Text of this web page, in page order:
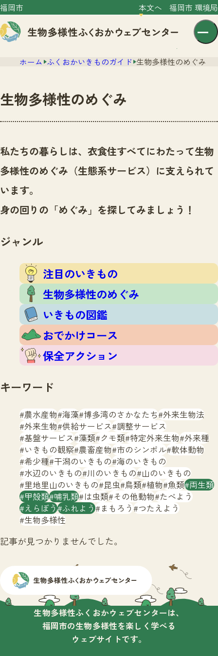
福岡市 本文へ 福岡市 環境局
センター紹介
センター紹介TOP
サイトポリシー
ニュース
いきものガイド
いきものガイドTOP
生物多様性のめぐみ
おでかけコース
保全アクション
イベント
調査レポート
調査レポートTOP
調査結果
ふくおかいきものマップ
マッチング
マッチングTOP
掲載申し込みフォーム
お問合せ
生物多様性ふくおかウェブセンターとは
サイトマップ
ホーム ふくおかいきものガイド 生物多様性のめぐみ
生物多様性のめぐみ
私たちの暮らしは、衣食住すべてにわたって生物
多様性のめぐみ（生態系サービス）に支えられて
います。
身の回りの「めぐみ」を探してみましょう！
ジャンル
注目のいきもの
生物多様性のめぐみ
いきもの図鑑
おでかけコース
保全アクション
キーワード
農水産物 海藻 博多湾のさかなたち 外来生物法
外来生物 供給サービス 調整サービス
基盤サービス 藻類 クモ類 特定外来生物 外来種
いきもの観察 農畜産物 市のシンボル 軟体動物
希少種 干潟のいきもの 海のいきもの
水辺のいきもの 川のいきもの 山のいきもの
里地里山のいきもの 昆虫 鳥類 植物 魚類 両生類
甲殻類 哺乳類 は虫類 その他動物 たべよう
えらぼう ふれよう まもろう つたえよう
生物多様性
記事が見つかりませんでした。
生物多様性ふくおかウェブセンターは、
福岡市の生物多様性を楽しく学べる
ウェブサイトです。